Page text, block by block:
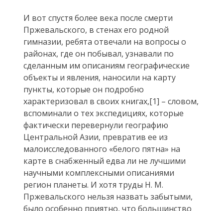
И вот спустя более века после смерти
Пржевальского, в стенах его родной
гимназии, ребята отвечали на вопросы о
районах, где он побывал, узнавали по
сделанным им описаниям географические
объекты и явления, наносили на карту
пункты, которые он подробно
характеризовал в своих книгах,[1] – словом,
вспоминали о тех экспедициях, которые
фактически перевернули географию
Центральной Азии, превратив ее из
малоисследованного «белого пятна» на
карте в снабженный едва ли не лучшими
научными комплексными описаниями
регион планеты. И хотя труды Н. М.
Пржевальского нельзя назвать забытыми,
было особенно приятно, что большинство